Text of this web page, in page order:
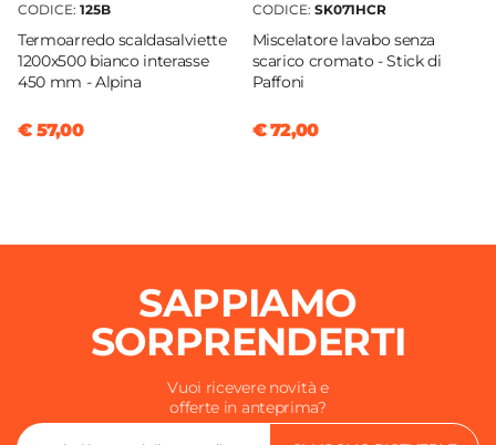
Portata Massima L/min
17,3 L/min
Tipo Cartuccia
CODICE: 125B
Termoarredo scaldasalviette
1200x500 bianco interasse
450 mm - Alpina
€ 57,00
CODICE: SK071HCR
Miscelatore lavabo senza
scarico cromato - Stick di
Paffoni
€ 72,00
SAPPIAMO
SORPRENDERTI
Vuoi ricevere novità e
offerte in anteprima?